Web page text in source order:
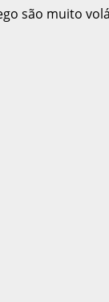
são muito